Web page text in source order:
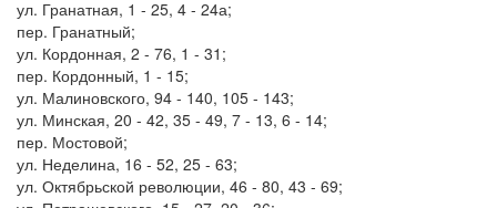
ул. Гранатная, 1 - 25, 4 - 24а;
пер. Гранатный;
ул. Кордонная, 2 - 76, 1 - 31;
пер. Кордонный, 1 - 15;
ул. Малиновского, 94 - 140, 105 - 143;
ул. Минская, 20 - 42, 35 - 49, 7 - 13, 6 - 14;
пер. Мостовой;
ул. Неделина, 16 - 52, 25 - 63;
ул. Октябрьской революции, 46 - 80, 43 - 69;